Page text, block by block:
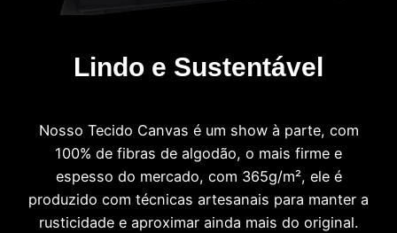
Lindo e Sustentável
Nosso Tecido Canvas é um show à parte, com
100% de fibras de algodão, o mais firme e
espesso do mercado, com 365g/m², ele é
produzido com técnicas artesanais para manter a
rusticidade e aproximar ainda mais do original.